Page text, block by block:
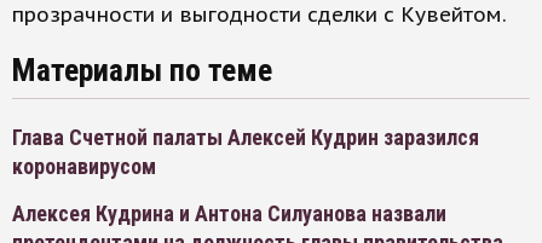
прозрачности и выгодности сделки с Кувейтом.
Материалы по теме
Глава Счетной палаты Алексей Кудрин заразился
коронавирусом
Алексея Кудрина и Антона Силуанова назвали